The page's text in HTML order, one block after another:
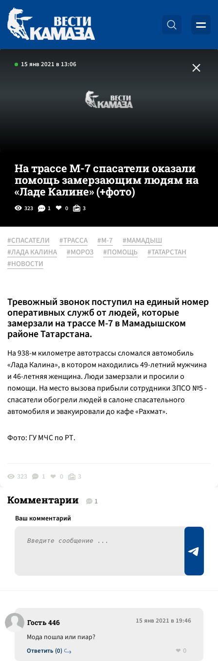
15 янв 2021 в 13:06
На трассе М-7 спасатели оказали
помощь замерзающим людям на
«Ладе Калине» (+фото)
323 1 0 3
#СПАСАТЕЛИ #ТРАССА #М-7
#МАМАДЫШ
#ЛАДА КАЛИНА
#МОРОЗ #ПОМОЩЬ
#ТАТАРСТАН
#НОВОСТИ
Тревожный звонок поступил на единый номер
оперативных служб от людей, которые
замерзали на трассе М-7 в Мамадышском
районе Татарстана.
На 938-м километре автотрассы сломался автомобиль
«Лада Калина», в котором находились 49-летний мужчина
и 46-летняя женщина. Люди замерзали и просили о
помощи. На место вызова прибыли сотрудники ЗПСО №5 -
спасатели обогрели людей в салоне спасательного
автомобиля и эвакуировали до кафе «Рахмат».
Фото: ГУ МЧС по РТ.
323 1 0 3
Комментарии 1
Гость 446 15 янв 2021 в 19:46
Ответить (0)
Мода пошла или пиар?
0